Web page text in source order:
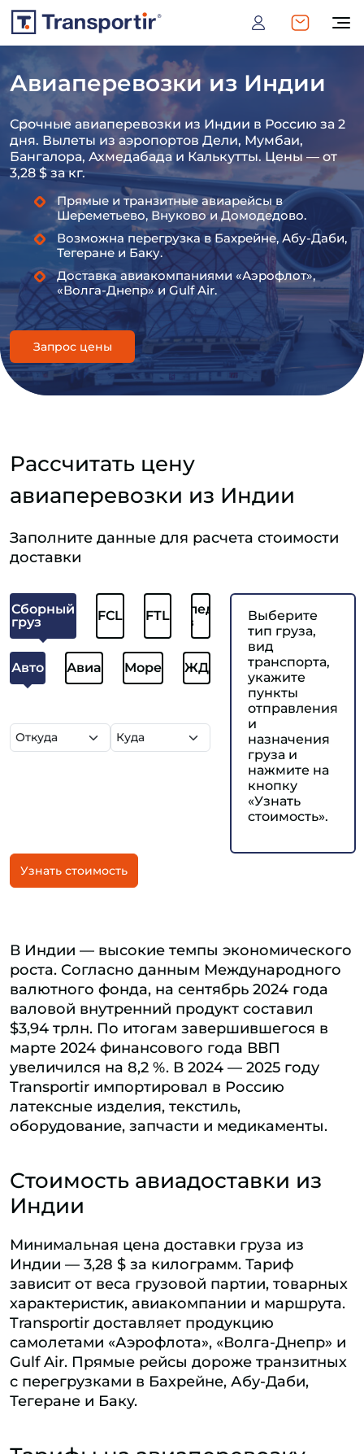
Авиаперевозки из Индии
Срочные авиаперевозки из Индии в Россию за 2
дня. Вылеты из аэропортов Дели, Мумбаи,
Бангалора, Ахмедабада и Калькутты. Цены — от
3,28 $ за кг.
Прямые и транзитные авиарейсы в
Шереметьево, Внуково и Домодедово.
Возможна перегрузка в Бахрейне, Абу-Даби,
Тегеране и Баку.
Доставка авиакомпаниями «Аэрофлот»,
«Волга-Днепр» и Gulf Air.
Запрос цены
Рассчитать цену
авиаперевозки из Индии
Заполните данные для расчета стоимости
доставки
Сборный
груз
FCL FTLОтследить
груз
Авто Авиа Море ЖД
Выберите
тип груза,
вид
транспорта,
укажите
пункты
отправления
и
назначения
груза и
нажмите на
кнопку
«Узнать
стоимость».
Узнать стоимость
В Индии — высокие темпы экономического
роста. Согласно данным Международного
валютного фонда, на сентябрь 2024 года
валовой внутренний продукт составил
$3,94 трлн. По итогам завершившегося в
марте 2024 финансового года ВВП
увеличился на 8,2 %. В 2024 — 2025 году
Transportir импортировал в Россию
латексные изделия, текстиль,
оборудование, запчасти и медикаменты.
Стоимость авиадоставки из
Индии
Минимальная цена доставки груза из
Индии — 3,28 $ за килограмм. Тариф
зависит от веса грузовой партии, товарных
характеристик, авиакомпании и маршрута.
Transportir доставляет продукцию
самолетами «Аэрофлота», «Волга-Днепр» и
Gulf Air. Прямые рейсы дороже транзитных
с перегрузками в Бахрейне, Абу-Даби,
Тегеране и Баку.